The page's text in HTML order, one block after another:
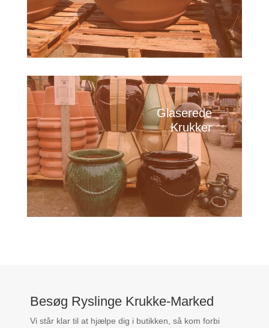
Glaserede
Krukker
Besøg Ryslinge Krukke-Marked
Vi står klar til at hjælpe dig i butikken, så kom forbi